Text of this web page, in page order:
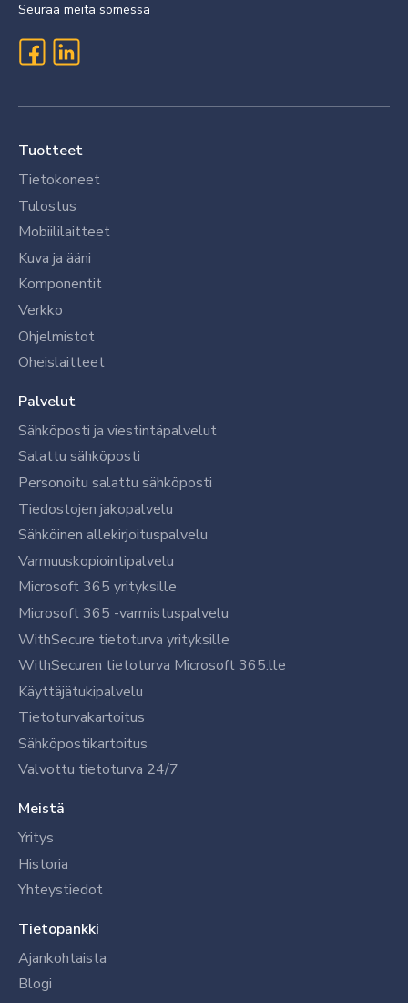
Seuraa meitä somessa
Tuotteet
Tietokoneet
Tulostus
Mobiililaitteet
Kuva ja ääni
Komponentit
Verkko
Ohjelmistot
Oheislaitteet
Palvelut
Sähköposti ja viestintäpalvelut
Salattu sähköposti
Personoitu salattu sähköposti
Tiedostojen jakopalvelu
Sähköinen allekirjoituspalvelu
Varmuuskopiointipalvelu
Microsoft 365 yrityksille
Microsoft 365 -varmistuspalvelu
WithSecure tietoturva yrityksille
WithSecuren tietoturva Microsoft 365:lle
Käyttäjätukipalvelu
Tietoturvakartoitus
Sähköpostikartoitus
Valvottu tietoturva 24/7
Meistä
Yritys
Historia
Yhteystiedot
Tietopankki
Ajankohtaista
Blogi